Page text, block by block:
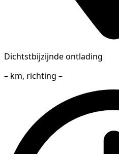
Dichtstbijzijnde ontlading
– km, richting –